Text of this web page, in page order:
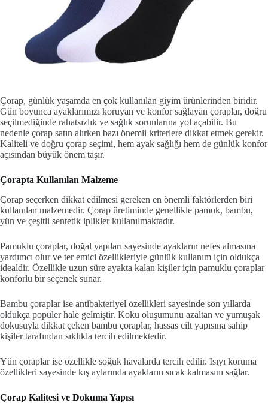
Çorap, günlük yaşamda en çok kullanılan giyim ürünlerinden biridir.
Gün boyunca ayaklarımızı koruyan ve konfor sağlayan çoraplar, doğru
seçilmediğinde rahatsızlık ve sağlık sorunlarına yol açabilir. Bu
nedenle çorap satın alırken bazı önemli kriterlere dikkat etmek gerekir.
Kaliteli ve doğru çorap seçimi, hem ayak sağlığı hem de günlük konfor
açısından büyük önem taşır.
Çorapta Kullanılan Malzeme
Çorap seçerken dikkat edilmesi gereken en önemli faktörlerden biri
kullanılan malzemedir. Çorap üretiminde genellikle pamuk, bambu,
yün ve çeşitli sentetik iplikler kullanılmaktadır.
Pamuklu çoraplar, doğal yapıları sayesinde ayakların nefes almasına
yardımcı olur ve ter emici özellikleriyle günlük kullanım için oldukça
idealdir. Özellikle uzun süre ayakta kalan kişiler için pamuklu çoraplar
konforlu bir seçenek sunar.
Bambu çoraplar ise antibakteriyel özellikleri sayesinde son yıllarda
oldukça popüler hale gelmiştir. Koku oluşumunu azaltan ve yumuşak
dokusuyla dikkat çeken bambu çoraplar, hassas cilt yapısına sahip
kişiler tarafından sıklıkla tercih edilmektedir.
Yün çoraplar ise özellikle soğuk havalarda tercih edilir. Isıyı koruma
özellikleri sayesinde kış aylarında ayakların sıcak kalmasını sağlar.
Çorap Kalitesi ve Dokuma Yapısı